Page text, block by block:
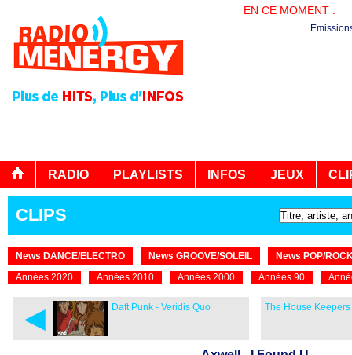
EN CE MOMENT :
RADIO PLAYLISTS INFOS JEUX
CLIPS
News DANCE/ELECTRO News GROOVE/SOLEIL
News POP/
Années 2020
Années 2010 Années 2000 Années 90
◄ Daft Punk - Veridis Quo The House